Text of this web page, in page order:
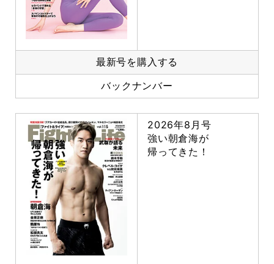
最新号を購入する
バックナンバー
2026年8月号
強い朝倉海が
帰ってきた！